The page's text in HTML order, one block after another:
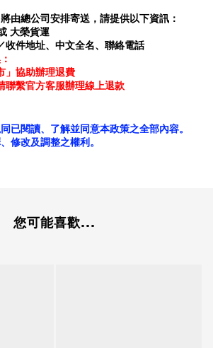
由總公司安排寄送，請提供以下資訊：
大榮貨運
件地址、中文全名、聯絡電話
」協助辦理退費
繫官方客服辦理線上退款
已閱讀、了解並同意本政策之全部內容。
修改及調整之權利。
您可能喜歡...